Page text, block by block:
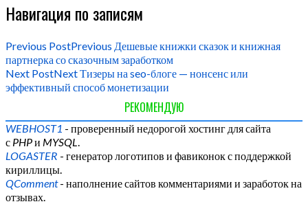
Навигация по записям
Previous PostPrevious Дешевые книжки сказок и книжная
партнерка со сказочным заработком
Next PostNextТизеры на seo-блоге — нонсенс или
эффективный способ монетизации
РЕКОМЕНДУЮ
WEBHOST1 - проверенный недорогой хостинг для сайта
с PHPи MYSQL.
LOGASTER - генератор логотипов и фавиконок с поддержкой
кириллицы.
QComment- наполнение сайтов комментариями и заработок на
отзывах.